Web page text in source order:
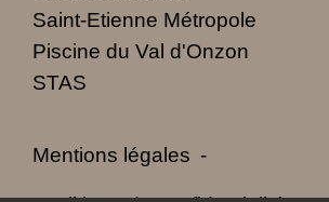
Saint-Etienne Métropole
Piscine du Val d'Onzon
STAS
Mentions légales -